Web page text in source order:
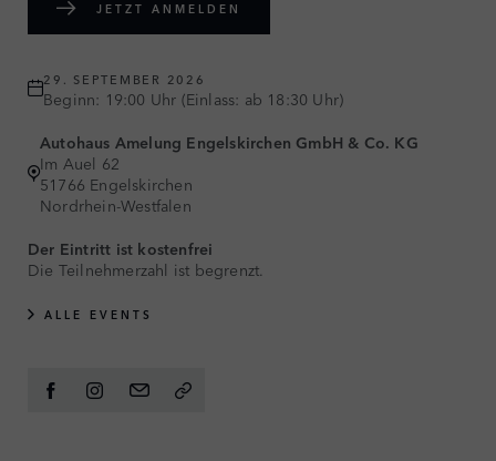
JETZT ANMELDEN
29. SEPTEMBER 2026
Beginn: 19:00 Uhr (Einlass: ab 18:30 Uhr)
Autohaus Amelung Engelskirchen GmbH & Co. KG
Im Auel 62
51766 Engelskirchen
Nordrhein-Westfalen
Der Eintritt ist kostenfrei
Die Teilnehmerzahl ist begrenzt.
ALLE EVENTS